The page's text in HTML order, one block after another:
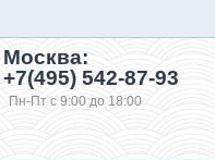
Москва:
+7(495)542-87-93
Пн-Пт с 9:00 до 18:00